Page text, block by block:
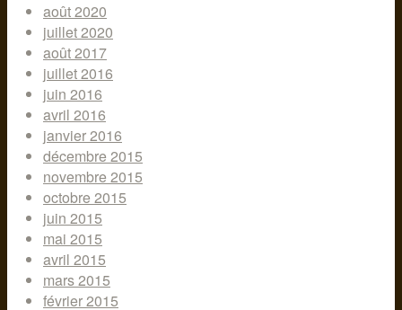
août 2020
juillet 2020
août 2017
juillet 2016
juin 2016
avril 2016
janvier 2016
décembre 2015
novembre 2015
octobre 2015
juin 2015
mai 2015
avril 2015
mars 2015
février 2015